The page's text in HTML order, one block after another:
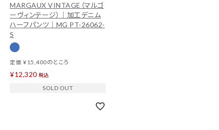
MARGAUX VINTAGE（マルゴ
ーヴィンテージ）｜加工デニム
ハーフパンツ｜MG PT-26062-
S
定価 ¥15,400のところ
¥12,320 税込
SOLD OUT